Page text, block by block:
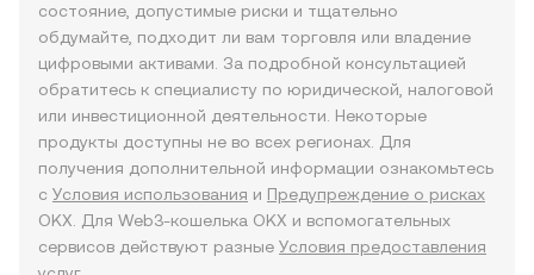
состояние, допустимые риски и тщательно
обдумайте, подходит ли вам торговля или владение
цифровыми активами. За подробной консультацией
обратитесь к специалисту по юридической, налоговой
или инвестиционной деятельности. Некоторые
продукты доступны не во всех регионах. Для
получения дополнительной информации ознакомьтесь
с Условия использования и Предупреждение о рисках
OKX. Для Web3-кошелька OKX и вспомогательных
сервисов действуют разные Условия предоставления